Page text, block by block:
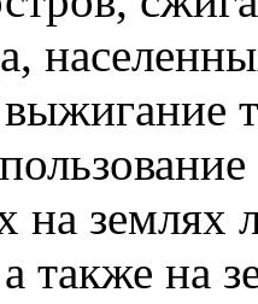
на землях
также на